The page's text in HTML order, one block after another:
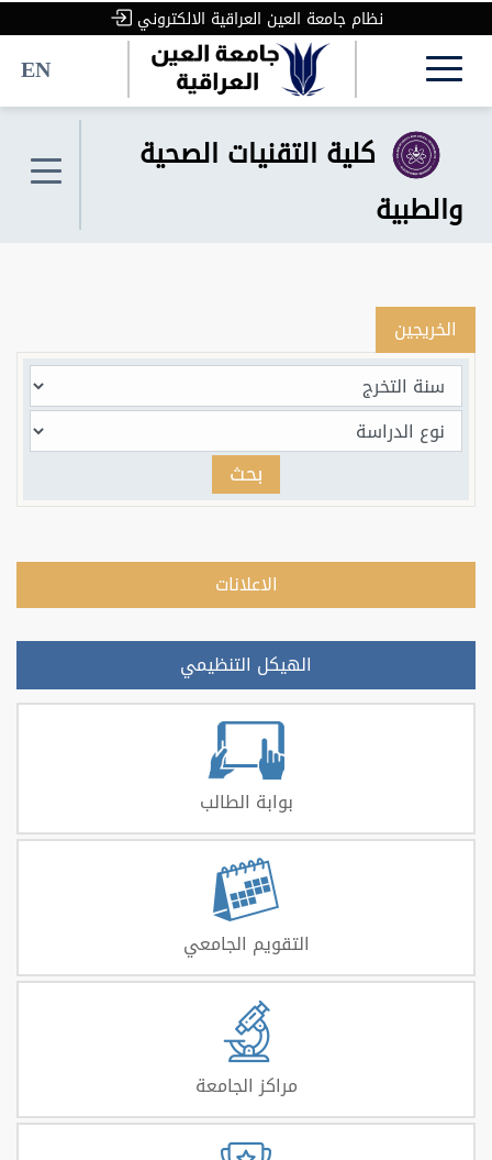
نظام جامعة العين العراقية الالكتروني
EN
كلية التقنيات الصحية
والطبية
الخريجين
بحث
الاعلانات
الهيكل التنظيمي
بوابة الطالب
التقويم الجامعي
مراكز الجامعة